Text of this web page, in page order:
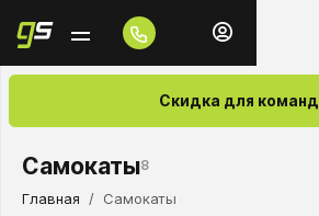
Скидка для команд
Самокаты8
Главная Самокаты